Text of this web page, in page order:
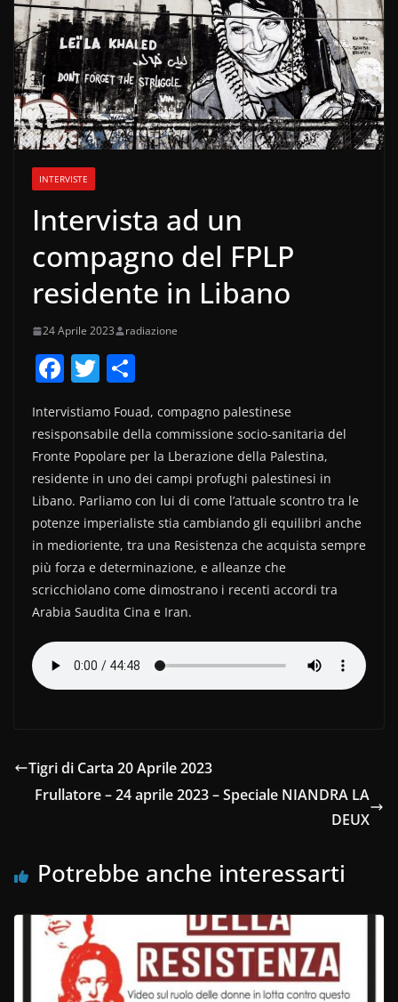
INTERVISTE
Intervista ad un
compagno del FPLP
residente in Libano
24 Aprile 2023 radiazione
F
a
c
e
b
o
o
k
T
itt
er
o
n
di
vi
di
Intervistiamo Fouad, compagno palestinese
resisponsabile della commissione socio-sanitaria del
Fronte Popolare per la Lberazione della Palestina,
residente in uno dei campi profughi palestinesi in
Libano. Parliamo con lui di come l’attuale scontro tra le
potenze imperialiste stia cambiando gli equilibri anche
in medioriente, tra una Resistenza che acquista sempre
più forza e determinazione, e alleanze che
scricchiolano come dimostrano i recenti accordi tra
Arabia Saudita Cina e Iran.
Tigri di Carta 20 Aprile 2023
Frullatore – 24 aprile 2023 – Speciale NIANDRA LA
DEUX
Potrebbe anche interessarti